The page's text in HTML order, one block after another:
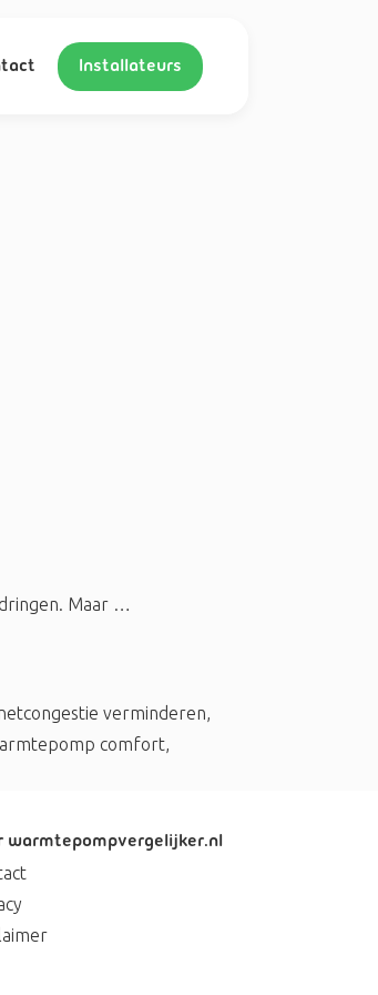
Installateurs
Maar …
verminderen,
comfort,
warmtepompvergelijker.nl